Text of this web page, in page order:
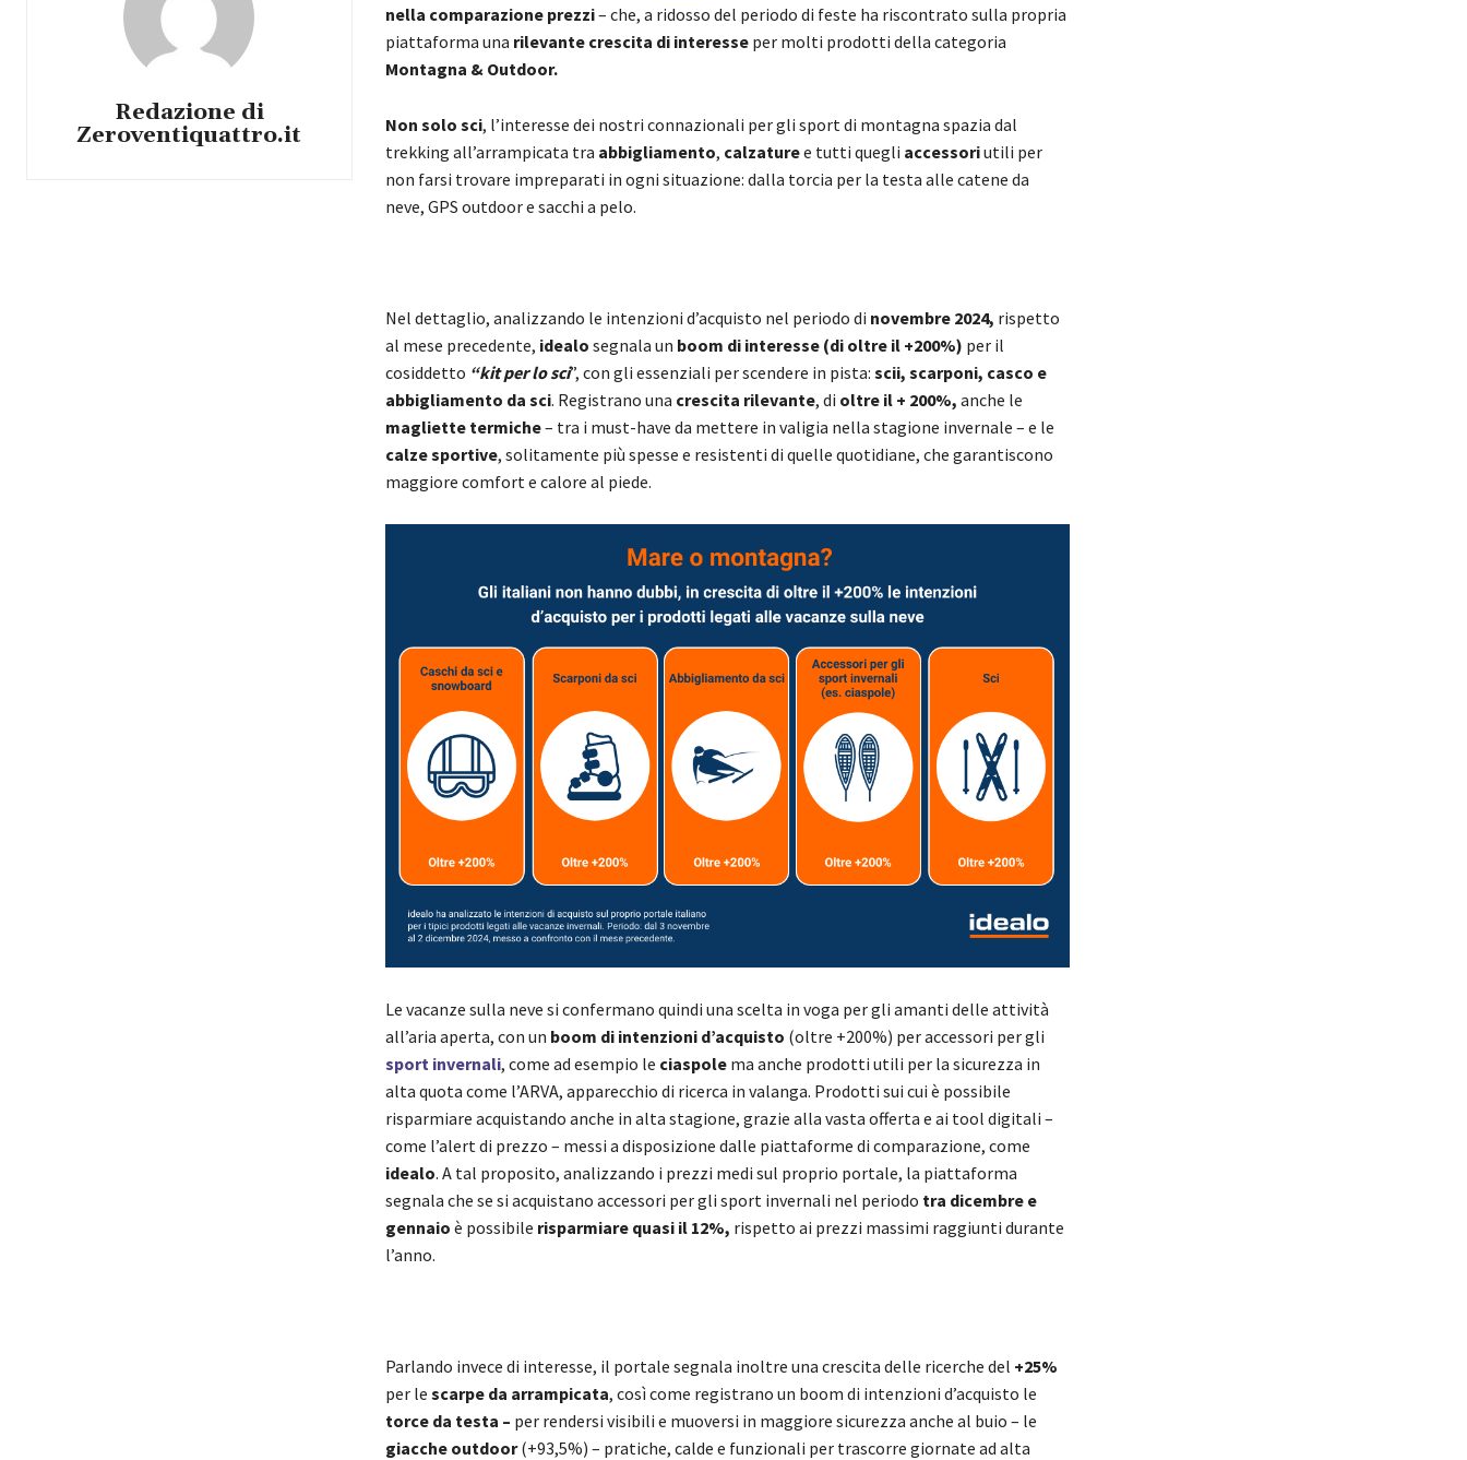
Redazione di
Zeroventiquattro.it
nella comparazione prezzi– che, a ridosso del periodo di feste ha riscontrato sulla propria
piattaforma una rilevante crescita di interesseper molti prodotti della categoria
Montagna & Outdoor.
Non solo sci, l’interesse dei nostri connazionali per gli sport di montagna spazia dal
trekking all’arrampicata tra abbigliamento, calzaturee tutti quegli accessoriutili per
non farsi trovare impreparati in ogni situazione: dalla torcia per la testa alle catene da
neve, GPS outdoor e sacchi a pelo.
Nel dettaglio, analizzando le intenzioni d’acquisto nel periodo di novembre 2024, rispetto
al mese precedente, idealo segnala un boom di interesse (di oltre il +200%) per il
cosiddetto “kit per lo sci”, con gli essenziali per scendere in pista: scii, scarponi, casco e
abbigliamento da sci. Registrano una crescita rilevante, di oltre il + 200%, anche le
magliette termiche– tra i must-have da mettere in valigia nella stagione invernale – e le
calze sportive, solitamente più spesse e resistenti di quelle quotidiane, che garantiscono
maggiore comfort e calore al piede.
Le vacanze sulla neve si confermano quindi una scelta in voga per gli amanti delle attività
all’aria aperta, con un boom di intenzioni d’acquisto (oltre +200%) per accessori per gli
sport invernali, come ad esempio le ciaspolema anche prodotti utili per la sicurezza in
alta quota come l’ARVA, apparecchio di ricerca in valanga. Prodotti sui cui è possibile
risparmiare acquistando anche in alta stagione, grazie alla vasta offerta e ai tool digitali –
come l’alert di prezzo – messi a disposizione dalle piattaforme di comparazione, come
idealo. A tal proposito, analizzando i prezzi medi sul proprio portale, la piattaforma
segnala che se si acquistano accessori per gli sport invernali nel periodo tra dicembre e
gennaio è possibile risparmiare quasi il 12%, rispetto ai prezzi massimi raggiunti durante
l’anno.
Parlando invece di interesse, il portale segnala inoltre una crescita delle ricerche del +25%
per le scarpe da arrampicata, così come registrano un boom di intenzioni d’acquisto le
torce da testa – per rendersi visibili e muoversi in maggiore sicurezza anche al buio – le
giacche outdoor(+93,5%) – pratiche, calde e funzionali per trascorre giornate ad alta